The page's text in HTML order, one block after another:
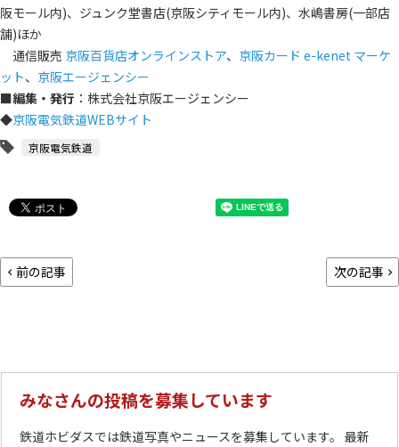
阪モール内)、ジュンク堂書店(京阪シティモール内)、水嶋書房(一部店
舗)ほか
通信販売 京阪百貨店オンラインストア、 京阪カード e-kenet マーケ
ット、 京阪エージェンシー
■編集・発行 ：株式会社京阪エージェンシー
◆京阪電気鉄道WEBサイト
京阪電気鉄道
前の記事 次の記事
みなさんの投稿を募集しています
鉄道ホビダスでは鉄道写真やニュースを募集しています。 最新